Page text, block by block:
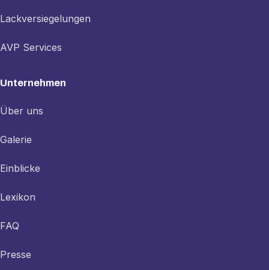
Lackversiegelungen
AVP Services
Unternehmen
Über uns
Galerie
Einblicke
Lexikon
FAQ
Presse